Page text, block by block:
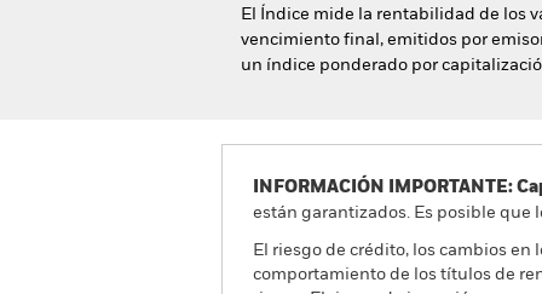
El Índice mide la rentabilidad de los
vencimiento final, emitidos por
un índice ponderado por
INFORMACIÓN IMPORTANTE:
están garantizados. Es posible
El riesgo de crédito, los cambios
comportamiento de los títulos de